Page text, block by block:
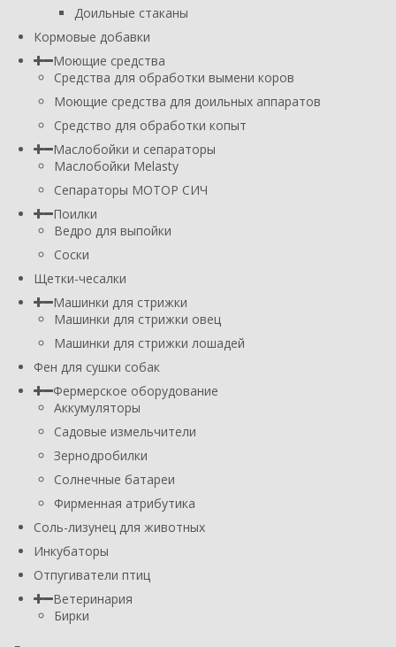
Доильные стаканы
Кормовые добавки
Моющие средства
Средства для обработки вымени коров
Моющие средства для доильных аппаратов
Средство для обработки копыт
Маслобойки и сепараторы
Маслобойки Melasty
Сепараторы МОТОР СИЧ
Поилки
Ведро для выпойки
Соски
Щетки-чесалки
Машинки для стрижки
Машинки для стрижки овец
Машинки для стрижки лошадей
Фен для сушки собак
Фермерское оборудование
Аккумуляторы
Садовые измельчители
Зернодробилки
Солнечные батареи
Фирменная атрибутика
Соль-лизунец для животных
Инкубаторы
Отпугиватели птиц
Ветеринария
Бирки